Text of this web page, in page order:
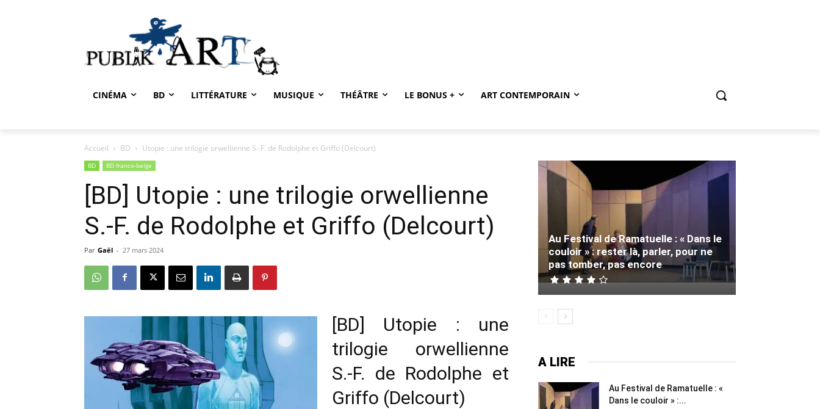
CINÉMA BD LITTÉRATURE MUSIQUE THÉÂTRE LE BONUS + ART CONTEMPORAIN
Accueil BD Utopie : une trilogie orwellienne S.-F. de Rodolphe et Griffo (Delcourt)
BD BD franco-belge
[BD] Utopie : une trilogie orwellienne
S.-F. de Rodolphe et Griffo (Delcourt)
Par Gaël - 27 mars 2024
[BD] Utopie : une
trilogie orwellienne
S.-F. de Rodolphe et
Griffo (Delcourt)
Au Festival de Ramatuelle : « Dans le
couloir » : rester là, parler, pour ne
pas tomber, pas encore
A LIRE
Au Festival de Ramatuelle : «
Dans le couloir » :...